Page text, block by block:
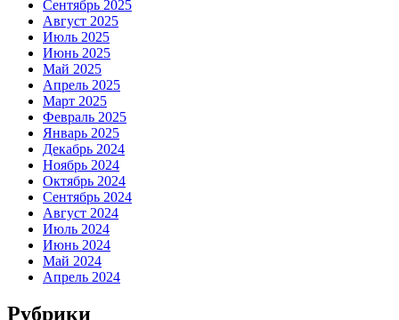
Сентябрь 2025
Август 2025
Июль 2025
Июнь 2025
Май 2025
Апрель 2025
Март 2025
Февраль 2025
Январь 2025
Декабрь 2024
Ноябрь 2024
Октябрь 2024
Сентябрь 2024
Август 2024
Июль 2024
Июнь 2024
Май 2024
Апрель 2024
Рубрики